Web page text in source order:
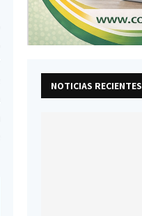
NOTICIAS RECIENTES